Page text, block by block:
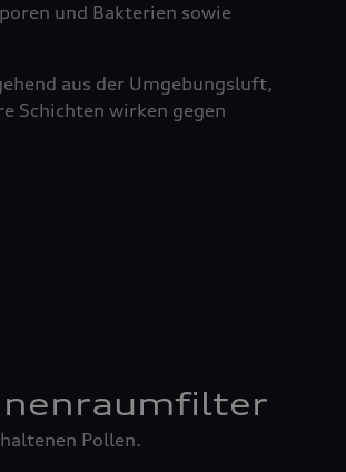
und Bakterien sowie
aus der Umgebungsluft,
Schichten wirken gegen
Pollen.